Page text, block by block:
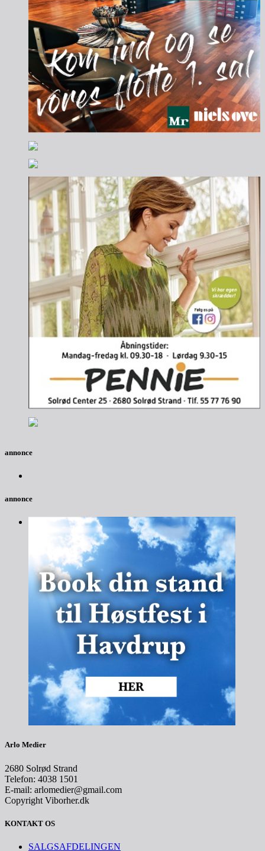
annonce
annonce
Arlo Medier
2680 Solrød Strand
Telefon: 4038 1501
E-mail: arlomedier@gmail.com
Copyright Viborher.dk
KONTAKT OS
SALGSAFDELINGEN